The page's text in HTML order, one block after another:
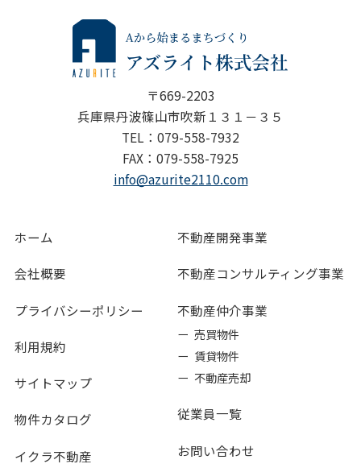
〒669-2203
兵庫県丹波篠山市吹新１３１－３５
TEL：079-558-7932
FAX：079-558-7925
info@azurite2110.com
ホーム
会社概要
プライバシーポリシー
利用規約
サイトマップ
物件カタログ
イクラ不動産
不動産開発事業
不動産コンサルティング事業
不動産仲介事業
ー 売買物件
ー 賃貸物件
ー 不動産売却
従業員一覧
お問い合わせ